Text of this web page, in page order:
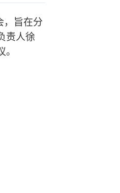
，旨在分
责人徐